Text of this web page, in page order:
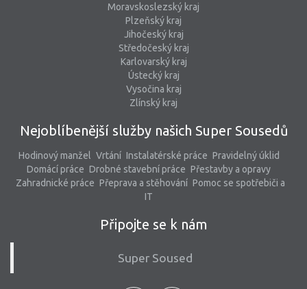
Moravskoslezský kraj
Plzeňský kraj
Jihočeský kraj
Středočeský kraj
Karlovarský kraj
Ústecký kraj
Vysočina kraj
Zlínský kraj
Nejoblíbenější služby našich Super Sousedů
Hodinový manžel Vrtání Instalatérské práce Pravidelný úklid
Domácí práce Drobné stavební práce Přestavby a opravy
Zahradnické práce Přeprava a stěhování Pomoc se spotřebiči a
IT
Připojte se k nám
Super Soused